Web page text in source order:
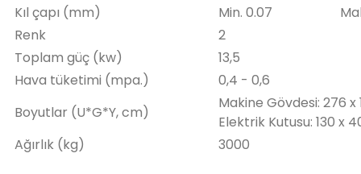
Kıl çapı (mm)
Min. 0.07
Renk
2
Toplam güç (kw)
13,5
Hava tüketimi (mpa.)
0,4 - 0,6
Boyutlar (U*G*Y, cm)
Makine Gövdesi: 276 x
Elektrik Kutusu: 130 x
Ağırlık (kg)
3000